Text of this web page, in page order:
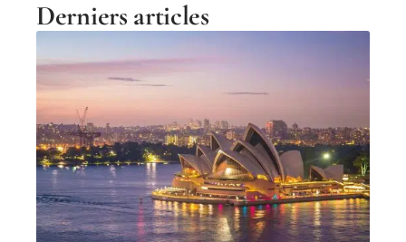
Derniers articles